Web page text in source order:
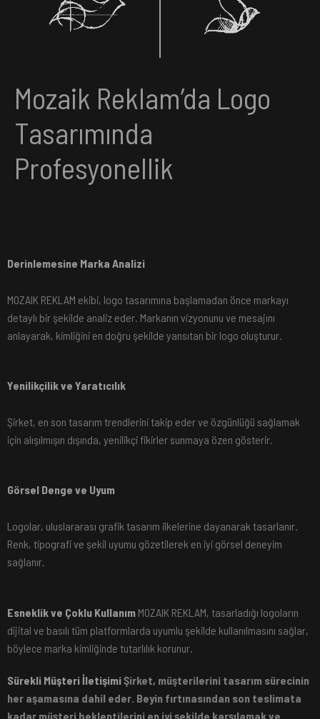
Mozaik Reklam’da Logo
Tasarımında
Profesyonellik
Derinlemesine Marka Analizi
MOZAIK REKLAM ekibi, logo tasarımına başlamadan önce markayı
detaylı bir şekilde analiz eder. Markanın vizyonunu ve mesajını
anlayarak, kimliğini en doğru şekilde yansıtan bir logo oluşturur.
Yenilikçilik ve Yaratıcılık
Şirket, en son tasarım trendlerini takip eder ve özgünlüğü sağlamak
için alışılmışın dışında, yenilikçi fikirler sunmaya özen gösterir.
Görsel Denge ve Uyum
Logolar, uluslararası grafik tasarım ilkelerine dayanarak tasarlanır.
Renk, tipografi ve şekil uyumu gözetilerek en iyi görsel deneyim
sağlanır.
Esneklik ve Çoklu Kullanım MOZAIK REKLAM, tasarladığı logoların
dijital ve basılı tüm platformlarda uyumlu şekilde kullanılmasını sağlar,
böylece marka kimliğinde tutarlılık korunur.
Sürekli Müşteri İletişimiŞirket, müşterilerini tasarım sürecinin
her aşamasına dahil eder. Beyin fırtınasından son teslimata
kadar müşteri beklentilerini en iyi şekilde karşılamak ve